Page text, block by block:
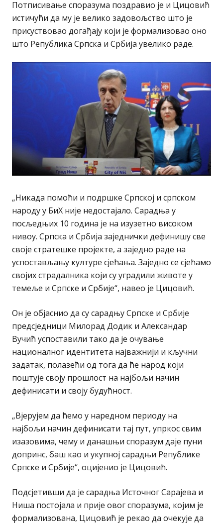
Потписивање споразума поздравио је и Цицовић
истичући да му је велико задовољство што је
присуствовао догађају који је формализовао оно
што Република Српска и Србија увелико раде.
„Никада помоћи и подршке Српској и српском
народу у БиХ није недостајало. Сарадња у
посљедњих 10 година је на изузетно високом
нивоу. Српска и Србија заједнички дефинишу све
своје стратешке пројекте, а заједно раде на
успостављању културе сјећања. Заједно се сјећамо
својих страдалника који су уградили животе у
темеље и Српске и Србије“, навео је Цицовић.
Он је објаснио да су сарадњу Српске и Србије
предсједници Милорад Додик и Александар
Вучић успоставили тако да је очување
националног идентитета најважнији и кључни
задатак, полазећи од тога да ће народ који
поштује своју прошлост на најбољи начин
дефинисати и своју будућност.
„Вјерујем да ћемо у наредном периоду на
најбољи начин дефинисати тај пут, упркос свим
изазовима, чему и данашњи споразум даје пуни
допринс, баш као и укупној сарадњи Републике
Српске и Србије“, оцијенио је Цицовић.
Подсјетивши да је сарадња Источног Сарајева и
Ниша постојала и прије овог споразума, којим је
формализована, Цицовић је рекао да очекује да